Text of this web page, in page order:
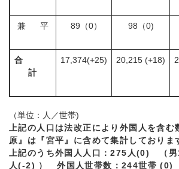
兼 平 89（0） 98（0)
合
計
17,374(+25) 20,215 (+18)
（単位：人／世帯)
上記の人口は法改正により外国人を含
原』は『宮平』に含めて集計しておりま
上記のうち外国人人口：275人(0) （
人(-2) ） 外国人世帯数：244世帯 (0)